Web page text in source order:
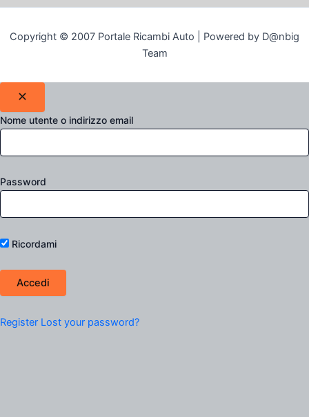
Copyright © 2007 Portale Ricambi Auto | Powered by D@nbig
Team
Nome utente o indirizzo email
Password
Ricordami
Register Lost your password?